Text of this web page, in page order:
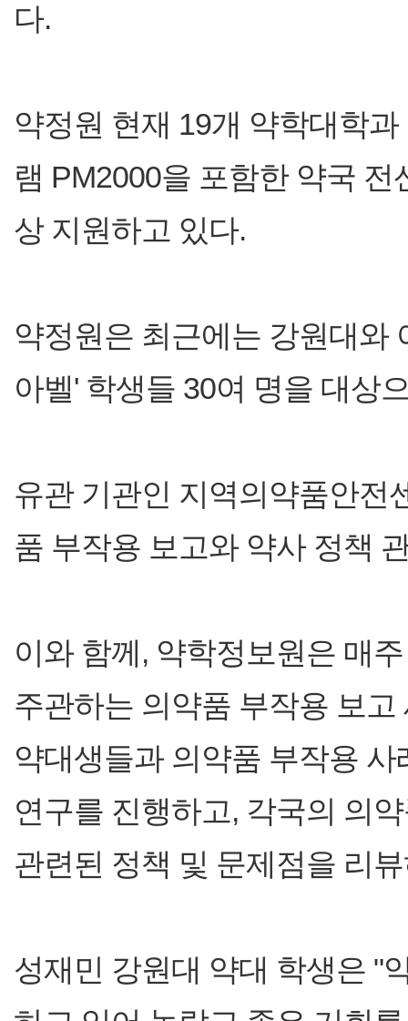
다.
약정원 현재 19개 약학대학
램 PM2000을 포함한 약국
상 지원하고 있다.
약정원은 최근에는 강원대와
아벨' 학생들 30여 명을 대상
유관 기관인 지역의약품안전
품 부작용 보고와 약사 정책
이와 함께, 약학정보원은 매
주관하는 의약품 부작용 보
약대생들과 의약품 부작용
연구를 진행하고, 각국의 의
관련된 정책 및 문제점을 리
성재민 강원대 약대 학생은 "